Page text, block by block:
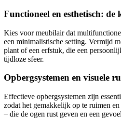
Functioneel en esthetisch:
Kies voor meubilair dat
een minimalistische setting. Vermijd
plant of een erfstuk, die een
tijdloze sfeer.
Opbergsystemen en visuele
Effectieve opbergsystemen zijn
zodat het gemakkelijk op te ruimen
– die de ogen rust geven en een